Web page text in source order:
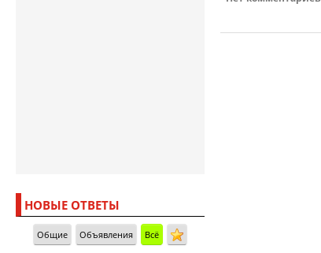
НОВЫЕ ОТВЕТЫ
Общие Объявления Всё